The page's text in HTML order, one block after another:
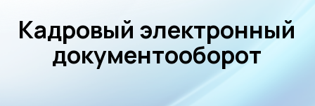
Обсудить задачу